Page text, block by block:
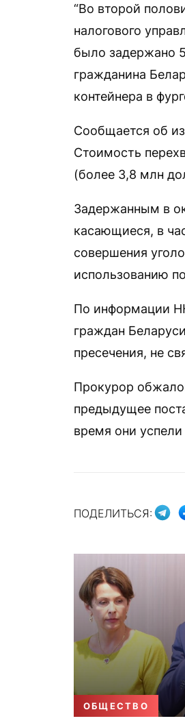
“Во второй
налогового
было задержано
гражданина
контейнера в
Сообщается об
Стоимость
(более 3,8 млн
Задержанным в
касающиеся, в
совершения
использованию
По информации
граждан
пресечения, не
Прокурор
предыдущее
время они
ПОДЕЛИТЬСЯ:
ОБЩЕСТВО